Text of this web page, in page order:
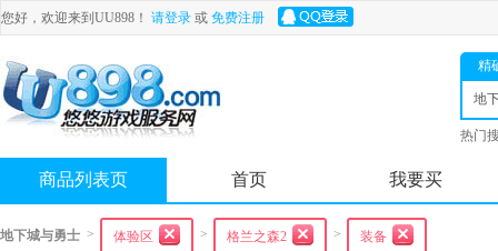
您好，欢迎来到UU898！ 请登录 或 免费注册
精
地
士
热门
商品列表页 首页 我要买
地下城与勇士 > 体验区 > 格兰之森2 > 装备